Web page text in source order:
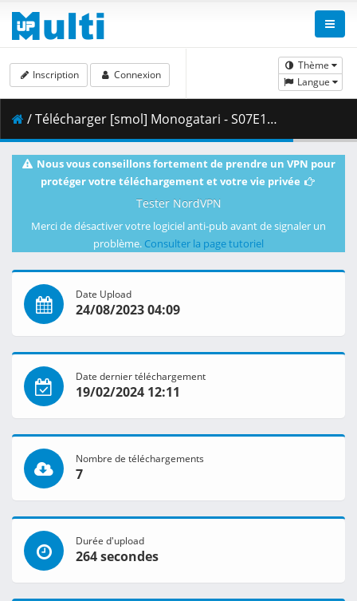
Thème
Langue
Inscription Connexion
/ Télécharger [smol] Monogatari - S07E11 - Owarimonogatari (BD 1080p HEVC Opus) [EBCB3D41].mkv.005 ( 436.99 MB )
Nous vous conseillons fortement de prendre un VPN pour
protéger votre téléchargement et votre vie privée
Tester NordVPN
Merci de désactiver votre logiciel anti-pub avant de signaler un
problème. Consulter la page tutoriel
Date Upload
24/08/2023 04:09
Date dernier téléchargement
19/02/2024 12:11
Nombre de téléchargements
7
Durée d'upload
264 secondes